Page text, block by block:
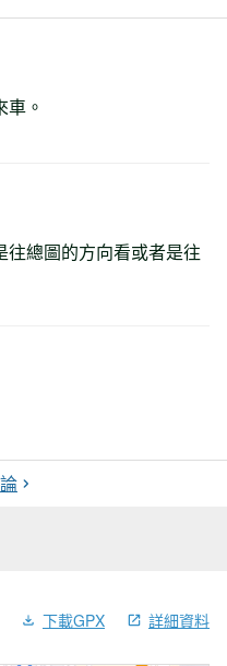
。
總圖的方向看或者是往
下載GPX 詳細資料